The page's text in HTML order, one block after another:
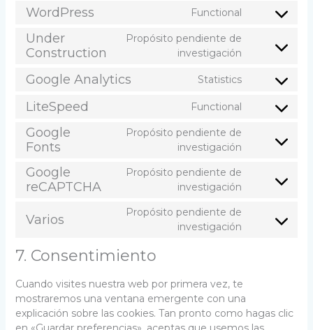
WordPress Functional
Consent
service
Under
Construction
Propósito pendiente de
investigación
Consent
service
construction
Google Analytics Statistics
Consent
service
analytics
LiteSpeed Functional
Consent
service
Google
Fonts
Propósito pendiente de
investigación
Consent
service
Google
reCAPTCHA
Propósito pendiente de
investigación
Consent
service
Varios
Propósito pendiente de
investigación
Consent
7. Consentimiento
Cuando visites nuestra web por primera vez, te
mostraremos una ventana emergente con una
explicación sobre las cookies. Tan pronto como hagas clic